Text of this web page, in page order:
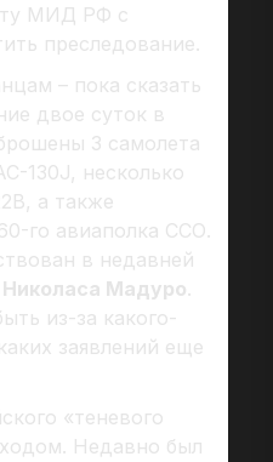
МИД РФ с
преследование.
– пока сказать
двое суток в
3 самолета
130J, несколько
а также
го авиаполка ССО.
в недавней
Николаса Мадуро.
из-за какого-
заявлений еще
«теневого
Недавно был